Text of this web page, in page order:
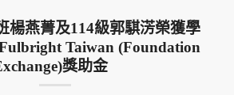
楊燕菁及114級郭騏淓榮獲學
Taiwan (Foundation
獎助金